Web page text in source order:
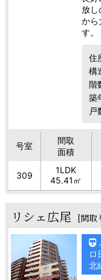
放し
から
す。
住
構
階
築
戸
号室
間取
面積
309
1LDK
45.41㎡
リシェ広尾 [間取
ロ
北